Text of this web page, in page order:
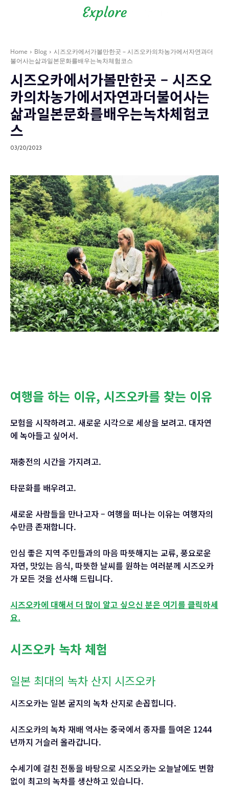
Home Blog
시즈오카에서가볼만한곳 – 시즈오카의차농가에서자연과더
불어사는삶과일본문화를배우는녹차체험코스
시즈오카에서가볼만한곳 – 시즈오
카의차농가에서자연과더불어사는
삶과일본문화를배우는녹차체험코
스
03/20/2023
여행을 하는 이유, 시즈오카를 찾는 이유
모험을 시작하려고. 새로운 시각으로 세상을 보려고. 대자연
에 녹아들고 싶어서.
재충전의 시간을 가지려고.
타문화를 배우려고.
새로운 사람들을 만나고자 – 여행을 떠나는 이유는 여행자의
수만큼 존재합니다.
인심 좋은 지역 주민들과의 마음 따뜻해지는 교류, 풍요로운
자연, 맛있는 음식, 따뜻한 날씨를 원하는 여러분께 시즈오카
가 모든 것을 선사해 드립니다.
시즈오카에 대해서 더 많이 알고 싶으신 분은 여기를 클릭하세
요.
시즈오카 녹차 체험
일본 최대의 녹차 산지 시즈오카
시즈오카는 일본 굴지의 녹차 산지로 손꼽힙니다.
시즈오카의 녹차 재배 역사는 중국에서 종자를 들여온 1244
년까지 거슬러 올라갑니다.
수세기에 걸친 전통을 바탕으로 시즈오카는 오늘날에도 변함
없이 최고의 녹차를 생산하고 있습니다.